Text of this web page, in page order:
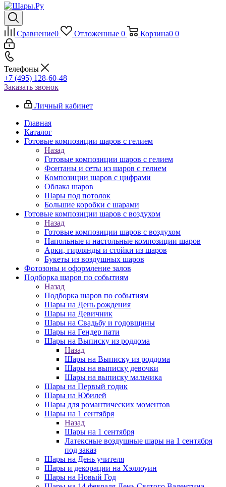
Сравнение0 Отложенные 0 Корзина0 0
Телефоны
+7 (495) 128-60-48
Заказать звонок
Личный кабинет
Главная
Каталог
Готовые композиции шаров с гелием
Назад
Готовые композиции шаров с гелием
Фонтаны и сеты из шаров с гелием
Композиции шаров с цифрами
Облака шаров
Шары под потолок
Большие коробки с шарами
Готовые композиции шаров с воздухом
Назад
Готовые композиции шаров с воздухом
Напольные и настольные композиции шаров
Арки, гирлянды и стойки из шаров
Букеты из воздушных шаров
Фотозоны и оформление залов
Подборка шаров по событиям
Назад
Подборка шаров по событиям
Шары на День рождения
Шары на Девичник
Шары на Свадьбу и годовщины
Шары на Гендер пати
Шары на Выписку из роддома
Назад
Шары на Выписку из роддома
Шары на выписку девочки
Шары на выписку мальчика
Шары на Первый годик
Шары на Юбилей
Шары для романтических моментов
Шары на 1 сентября
Назад
Шары на 1 сентября
Латексные воздушные шары на 1 сентября
под заказ
Шары на День учителя
Шары и декорации на Хэллоуин
Шары на Новый Год